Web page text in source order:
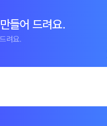
들어 드려요.
려요.